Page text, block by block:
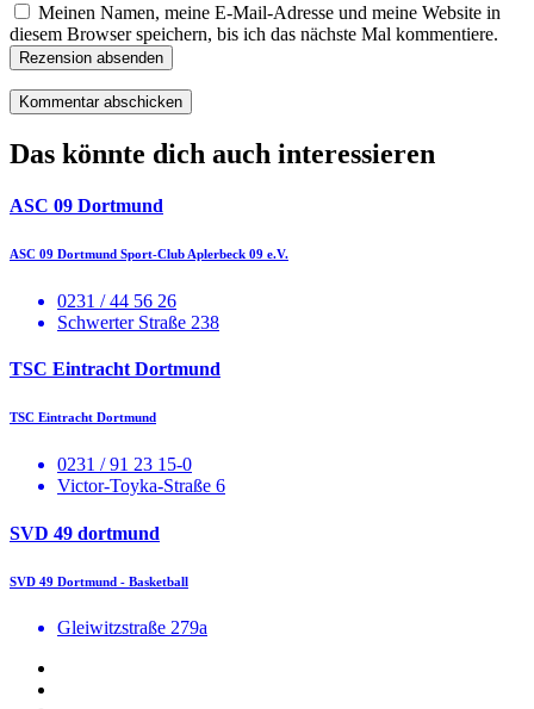
Meinen Namen, meine E-Mail-Adresse und meine Website in
diesem Browser speichern, bis ich das nächste Mal kommentiere.
Rezension absenden
Das könnte dich auch interessieren
ASC 09 Dortmund
ASC 09 Dortmund Sport-Club Aplerbeck 09 e.V.
0231 / 44 56 26
Schwerter Straße 238
TSC Eintracht Dortmund
TSC Eintracht Dortmund
0231 / 91 23 15-0
Victor-Toyka-Straße 6
SVD 49 dortmund
SVD 49 Dortmund - Basketball
Gleiwitzstraße 279a